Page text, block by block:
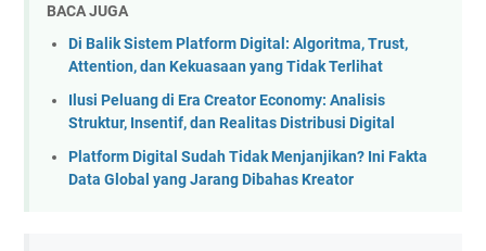
BACA JUGA
Di Balik Sistem Platform Digital: Algoritma, Trust,
Attention, dan Kekuasaan yang Tidak Terlihat
Ilusi Peluang di Era Creator Economy: Analisis
Struktur, Insentif, dan Realitas Distribusi Digital
Platform Digital Sudah Tidak Menjanjikan? Ini Fakta
Data Global yang Jarang Dibahas Kreator